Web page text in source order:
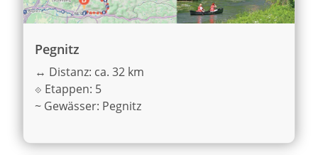
Pegnitz
↔ Distanz: ca. 32 km
⟐ Etappen: 5
~ Gewässer: Pegnitz